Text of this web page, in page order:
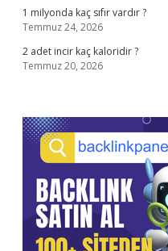
1 milyonda kaç sıfır vardır ?
Temmuz 24, 2026
2 adet incir kaç kaloridir ?
Temmuz 20, 2026